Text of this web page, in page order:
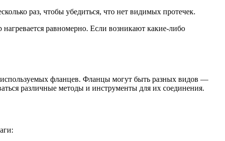
раз, чтобы убедиться, что нет видимых протечек.
равномерно. Если возникают какие-либо
фланцев. Фланцы могут быть разных видов —
различные методы и инструменты для их соединения.